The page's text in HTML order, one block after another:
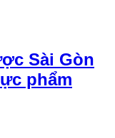
Sài Gòn
phẩm